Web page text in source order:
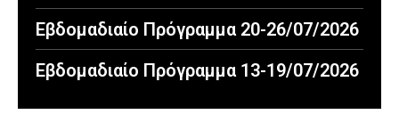
Εβδομαδιαίο Πρόγραμμα 20-26/07/2026
Εβδομαδιαίο Πρόγραμμα 13-19/07/2026